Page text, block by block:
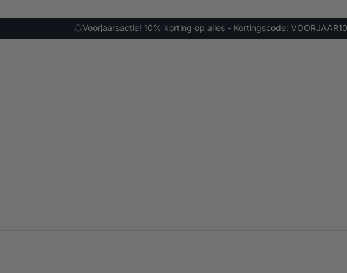
Voorjaarsactie! 10% korting op alles - Kortingscode: VOORJAAR10